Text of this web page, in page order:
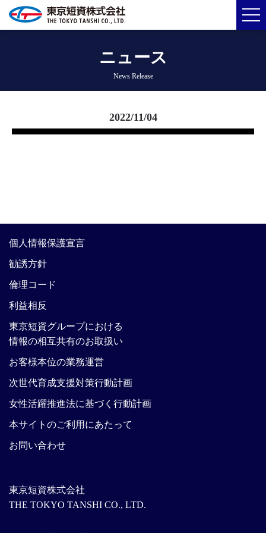
ニュース
News Release
2022/11/04
東京短資株式会社
THE TOKYO TANSHI CO., LTD.
個人情報保護宣言
勧誘方針
倫理コード
利益相反
東京短資グループにおける
情報の相互共有のお取扱い
お客様本位の業務運営
次世代育成支援対策行動計画
女性活躍推進法に基づく行動計画
本サイトのご利用にあたって
お問い合わせ